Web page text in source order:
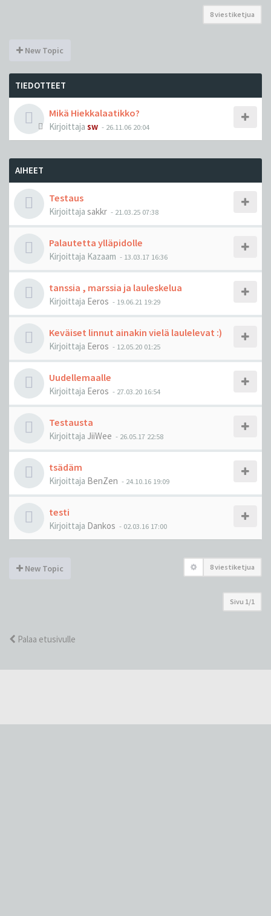
8 viestiketjua
New Topic
TIEDOTTEET
Mikä Hiekkalaatikko?
Kirjoittaja sw - 26.11.06 20:04
AIHEET
Testaus
Kirjoittaja sakkr - 21.03.25 07:38
Palautetta ylläpidolle
Kirjoittaja Kazaam - 13.03.17 16:36
tanssia , marssia ja lauleskelua
Kirjoittaja Eeros - 19.06.21 19:29
Keväiset linnut ainakin vielä laulelevat :)
Kirjoittaja Eeros - 12.05.20 01:25
Uudellemaalle
Kirjoittaja Eeros - 27.03.20 16:54
Testausta
Kirjoittaja JiiWee - 26.05.17 22:58
tsädäm
Kirjoittaja BenZen - 24.10.16 19:09
testi
Kirjoittaja Dankos - 02.03.16 17:00
New Topic 8 viestiketjua
Sivu 1/1
Palaa etusivulle